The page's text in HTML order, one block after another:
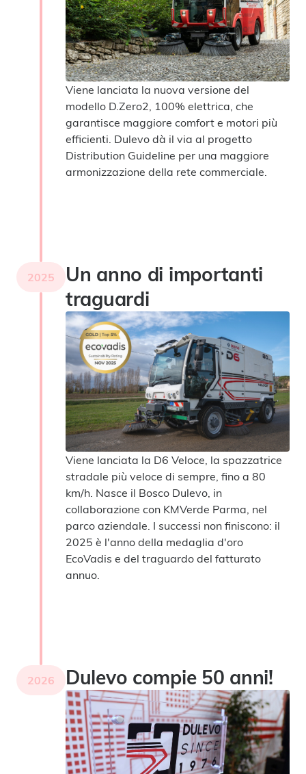
Viene lanciata la nuova versione del
modello D.Zero2, 100% elettrica, che
garantisce maggiore comfort e motori più
efficienti. Dulevo dà il via al progetto
Distribution Guideline per una maggiore
armonizzazione della rete commerciale.
2025
Un anno di importanti
traguardi
Viene lanciata la D6 Veloce, la spazzatrice
stradale più veloce di sempre, fino a 80
km/h. Nasce il Bosco Dulevo, in
collaborazione con KMVerde Parma, nel
parco aziendale. I successi non finiscono: il
2025 è l'anno della medaglia d'oro
EcoVadis e del traguardo del fatturato
annuo.
2026 Dulevo compie 50 anni!